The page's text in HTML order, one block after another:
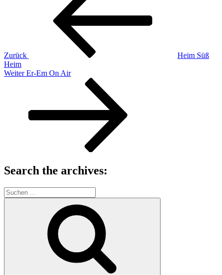
Zurück
Heim Süß
Heim
Nächster
Weiter Er-Em On Air
Search the archives:
Suche
nach: